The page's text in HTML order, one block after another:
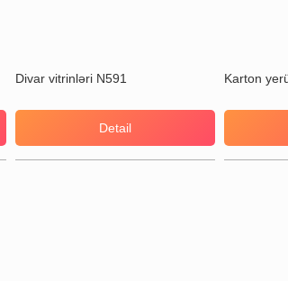
Divar vitrinləri N591
Detail
Karton